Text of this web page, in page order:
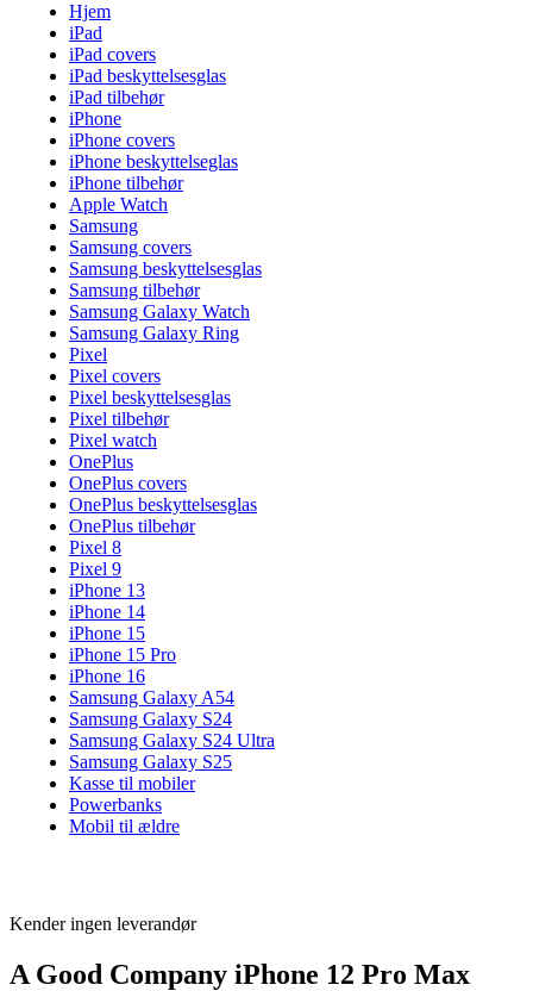
Hjem
iPad
iPad covers
iPad beskyttelsesglas
iPad tilbehør
iPhone
iPhone covers
iPhone beskyttelseglas
iPhone tilbehør
Apple Watch
Samsung
Samsung covers
Samsung beskyttelsesglas
Samsung tilbehør
Samsung Galaxy Watch
Samsung Galaxy Ring
Pixel
Pixel covers
Pixel beskyttelsesglas
Pixel tilbehør
Pixel watch
OnePlus
OnePlus covers
OnePlus beskyttelsesglas
OnePlus tilbehør
Pixel 8
Pixel 9
iPhone 13
iPhone 14
iPhone 15
iPhone 15 Pro
iPhone 16
Samsung Galaxy A54
Samsung Galaxy S24
Samsung Galaxy S24 Ultra
Samsung Galaxy S25
Kasse til mobiler
Powerbanks
Mobil til ældre
Kender ingen leverandør
A Good Company iPhone 12 Pro Max